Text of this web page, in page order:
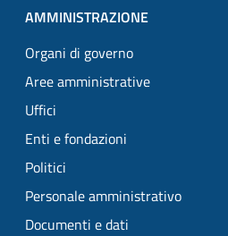
AMMINISTRAZIONE
Organi di governo
Aree amministrative
Uffici
Enti e fondazioni
Politici
Personale amministrativo
Documenti e dati